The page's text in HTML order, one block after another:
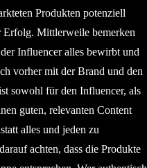
Produkten potenziell
Erfolg. Mittlerweile bemerken
Influencer alles bewirbt und
vorher mit der Brand und den
sowohl für den Influencer, als
guten, relevanten Content
alles und jeden zu
achten, dass die Produkte